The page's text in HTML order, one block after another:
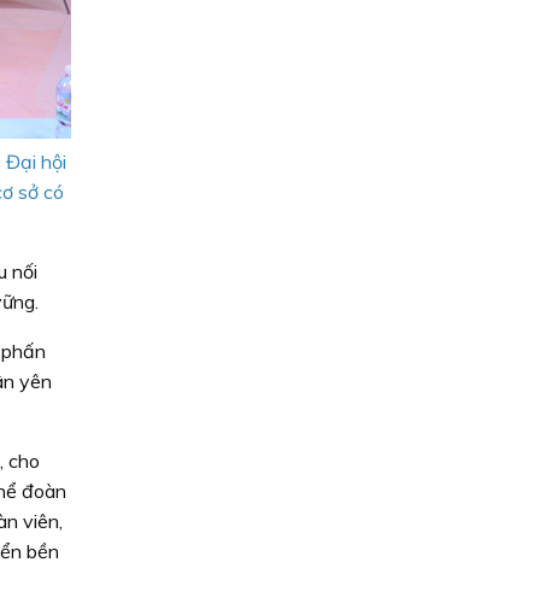
Đại hội
sở có
nối
yên
cho
đoàn
viên,
bền